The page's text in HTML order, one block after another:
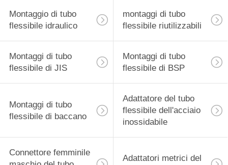
Montaggio di tubo
flessibile idraulico
montaggi di tubo
flessibile riutilizzabili
Montaggi di tubo
flessibile di JIS
Montaggi di tubo
flessibile di BSP
Montaggi di tubo
flessibile di baccano
Adattatore del tubo
flessibile dell'acciaio
inossidabile
Connettore femminile
Adattatori metrici del